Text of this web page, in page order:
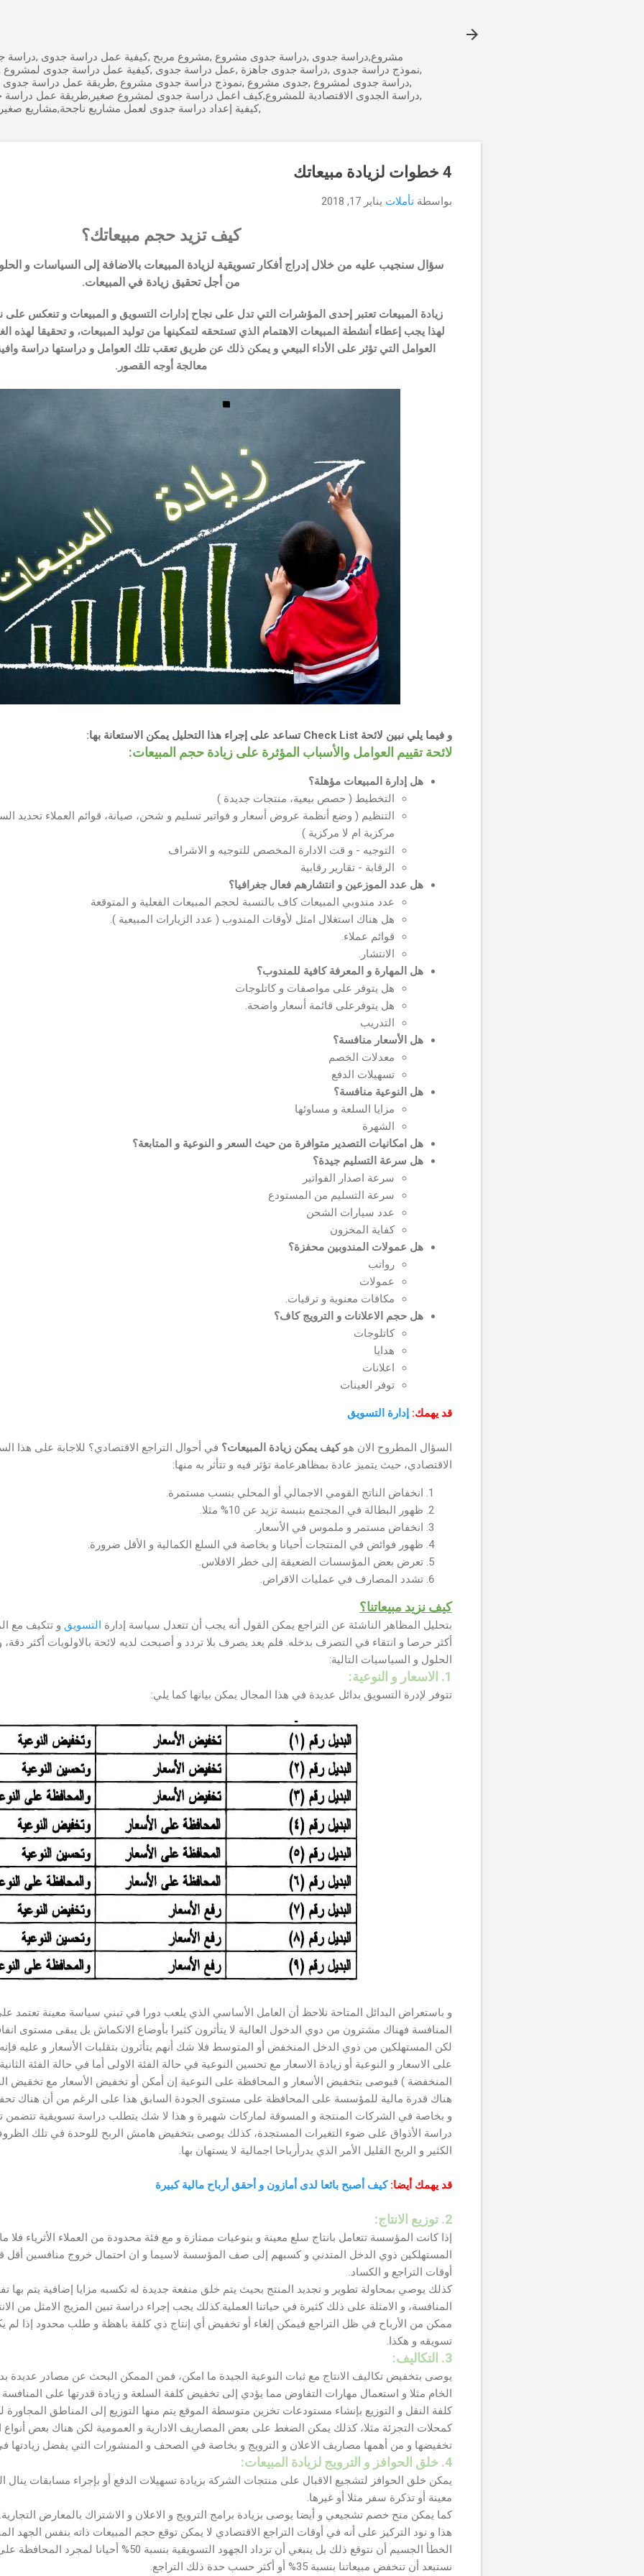
مشروع,دراسة جدوى ,دراسة جدوى مشروع ,مشروع مربح ,كيفية عمل دراسة جدوى ,دراسة
,نموذج دراسة جدوى ,دراسة جدوى جاهزة ,عمل دراسة جدوى ,كيفية عمل دراسة جدوى
,دراسة جدوى لمشروع ,جدوى مشروع ,نموذج دراسة جدوى مشروع ,طريقة عمل دراسة
,دراسة الجدوى الاقتصادية للمشروع,كيف اعمل دراسة جدوى لمشروع صغير,طريقة عمل
,كيفية إعداد دراسة جدوى لعمل مشاريع ناجحة,مشاريع
4 خطوات لزيادة مبيعاتك
بواسطة تأملات يناير 17, 2018
كيف تزيد حجم مبيعاتك؟
سؤال سنجيب عليه من خلال إدراج أفكار تسويقية لزيادة المبيعات بالاضافة إلى السياسات و الحلول
من أجل تحقيق زيادة في المبيعات.
زيادة المبيعات تعتبر إحدى المؤشرات التي تدل على نجاح إدارات التسويق و المبيعات و تنعكس
لهذا يجب إعطاء أنشطة المبيعات الاهتمام الذي تستحقه لتمكينها من توليد المبيعات، و تحقيقا لهذه
العوامل التي تؤثر على الأداء البيعي و يمكن ذلك عن طريق تعقب تلك العوامل و دراستها دراسة
معالجة أوجه القصور.
و فيما يلي نبين لائحة Check List تساعد على إجراء هذا التحليل يمكن الاستعانة بها:
لائحة تقييم العوامل والأسباب المؤثرة على زيادة حجم المبيعات:
هل إدارة المبيعات مؤهلة؟
التخطيط ( حصص بيعية، منتجات جديدة )
التنظيم ( وضع أنظمة عروض أسعار و فواتير تسليم و شحن، صيانة، قوائم العملاء تحديد
مركزية ام لا مركزية )
التوجيه - و قت الادارة المخصص للتوجيه و الاشراف
الرقابة - تقارير رقابية
هل عدد الموزعين و انتشارهم فعال جغرافيا؟
عدد مندوبي المبيعات كاف بالنسبة لحجم المبيعات الفعلية و المتوقعة
هل هناك استغلال امثل لأوقات المندوب ( عدد الزيارات المبيعية ).
قوائم عملاء.
الانتشار.
هل المهارة و المعرفة كافية للمندوب؟
هل يتوفر على مواصفات و كاتلوجات
هل يتوفرعلى قائمة أسعار واضحة.
التدريب
هل الأسعار منافسة؟
معدلات الخصم
تسهيلات الدفع
هل النوعية منافسة؟
مزايا السلعة و مساوئها
الشهرة
هل امكانيات التصدير متوافرة من حيث السعر و النوعية و المتابعة؟
هل سرعة التسليم جيدة؟
سرعة اصدار الفواتير
سرعة التسليم من المستودع
عدد سيارات الشحن
كفاية المخزون
هل عمولات المندوبين محفزة؟
رواتب
عمولات
مكافات معنوية و ترقيات.
هل حجم الاعلانات و الترويج كاف؟
كاتلوجات
هدايا
اعلانات
توفر العينات
قد يهمك: إدارة التسويق
السؤال المطروح الان هوكيف يمكن زيادة المبيعات؟ في أحوال التراجع الاقتصادي؟ للاجابة على هذا
الاقتصادي، حيث يتميز عادة بمظاهرعامة تؤثر فيه و تتأثر به منها:
انخفاض الناتج القومي الاجمالي أو المحلي بنسب مستمرة.
ظهور البطالة في المجتمع بنبسة تزيد عن 10% مثلا.
انخفاض مستمر و ملموس في الأسعار.
ظهور فوائض في المنتجات أحيانا و بخاصة في السلع الكمالية و الأقل ضرورة.
تعرض بعض المؤسسات الضعيقة إلى خطر الافلاس.
تشدد المصارف في عمليات الاقراض.
كيف نزيد مبيعاتنا؟
بتحليل المظاهر الناشئة عن التراجع يمكن القول أنه يجب أن تتعدل سياسة إدارة التسويق و تتكيف مع
أكثر حرصا و انتقاء في التصرف بدخله. فلم يعد يصرف بلا تردد و أصبحت لديه لائحة بالاولويات أكثر دقة،
الحلول و السياسيات التالية:
1. الاسعار و النوعية:
تتوفر لإدرة التسويق بدائل عديدة في هذا المجال يمكن بيانها كما يلي:
و باستعراض البدائل المتاحة نلاحظ أن العامل الأساسي الذي يلعب دورا في تبني سياسة معينة تعتمد
المنافسة فهناك مشترون من دوي الدخول العالية لا يتأثرون كثيرا بأوضاع الانكماش بل يبقى مستوى
لكن المستهلكين من ذوي الدخل المنخفض أو المتوسط فلا شك أنهم يتأثرون بتقلبات الأسعار و عليه
على الاسعار و النوعية أو زيادة الاسعار مع تحسين النوعية في حالة الفئة الاولى أما في حالة الفئة
المنخفضة ) فيوصى بتخفيض الأسعار و المحافظة على النوعية إن أمكن أو تخفيض الأسعار مع تخقيض
هناك قدرة مالية للمؤسسة على المحافظة على مستوى الجودة السابق هذا على الرغم من أن هناك
و بخاصة في الشركات المنتجة و المسوقة لماركات شهيرة و هذا لا شك يتطلب دراسة تسويقية تتضمن
دراسة الأذواق على ضوء التغيرات المستجدة، كذلك يوصى بتخفيض هامش الربح للوحدة في تلك الظروف
الكثير و الربح القليل الأمر الذي يدرأرباحا اجمالية لا يستهان بها.
قد يهمك أيضا: كيف أصبح بائعا لدى أمازون و أحقق أرباح مالية كبيرة
2. توزيع الانتاج:
إذا كانت المؤسسة تتعامل بانتاج سلع معينة و بنوعيات ممتازة و مع فئة محدودة من العملاء الأثرياء فلا
المستهلكين ذوي الدخل المتدني و كسبهم إلى صف المؤسسة لاسيما و ان احتمال خروج منافسين أقل
أوقات التراجع و الكساد.
كذلك يوصي بمحاولة تطوير و تجديد المنتج بحيث يتم خلق منفعة جديدة له تكسبه مزايا إضافية يتم بها
المنافسة، و الامثلة على ذلك كثيرة في حياتنا العملية.كذلك يجب إجراء دراسة تبين المزيج الامثل من
ممكن من الأرباح في ظل التراجع فيمكن إلغاء أو تخفيض أي إنتاج ذي كلفة باهظة و طلب محدود إذا لم
تسويقه و هكذا.
3. التكاليف:
يوصى بتخفيض تكاليف الانتاج مع ثبات النوعية الجيدة ما امكن، فمن الممكن البحث عن مصادر عديدة
الخام مثلا و استعمال مهارات التفاوض مما يؤدي إلى تخفيض كلفة السلعة و زيادة قدرتها على
كلفة النقل و التوزيع بإنشاء مستودعات تخزين متوسطة الموقع يتم منها التوزيع إلى المناطق المجاورة
كمحلات التجزئة مثلا، كذلك يمكن الضغط على بعض المصاريف الادارية و العمومية لكن هناك بعض
تخفيضها و من أهمها مصاريف الاعلان و الترويج و بخاصة في الصحف و المنشورات التي يفضل
4. خلق الحوافز و الترويج لزيادة المبيعات:
يمكن خلق الحوافز لتشجيع الاقبال على منتجات الشركة بزيادة تسهيلات الدفع أو بإجراء مسابقات ينال
معينة أو تذكرة سفر مثلا أو غيرها.
كما يمكن منح خصم تشجيعي و أيضا يوصى بزيادة برامج الترويج و الاعلان و الاشتراك بالمعارض التجارية.
هذا و نود التركيز على أنه في أوقات التراجع الاقتصادي لا يمكن توقع حجم المبيعات ذاته بنفس الجهد
الخطأ الجسيم أن نتوقع ذلك بل ينبغي أن تزداد الجهود
نستبعد أن تنخفض مبيعاتنا بنسبة 35% أو أكثر حسب حدة ذلك التراجع.